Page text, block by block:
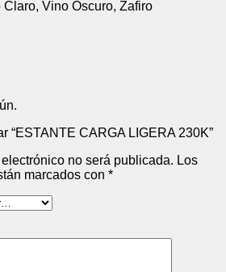
Claro, Vino Oscuro, Zafiro
“ESTANTE CARGA LIGERA 230K”
no será publicada. Los
marcados con *